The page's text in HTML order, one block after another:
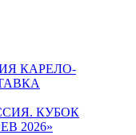
КАРЕЛО-
КУБОК
2026»